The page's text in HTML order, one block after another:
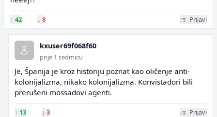
↑ 42 ↓ 8 Prijavi
kxuser69f068f60
prije 1 sedmicu
Je, Španija je kroz historiju poznat kao oličenje anti-
kolonijalizma, nikako kolonijalizma. Konvistadori bili
prerušeni mossadovi agenti.
↑ 13 ↓ 3 Prijavi